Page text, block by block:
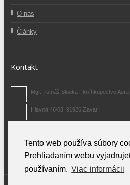
Tento web používa súbory
Prehliadaním webu
používaním. Viac informácii
O nás
Články
Kontakt
Mgr. Tomáš Slouka - kníhkupectvo Aura
Hlavná 46/83, 91926 Zavar
info@auraknihy.sk